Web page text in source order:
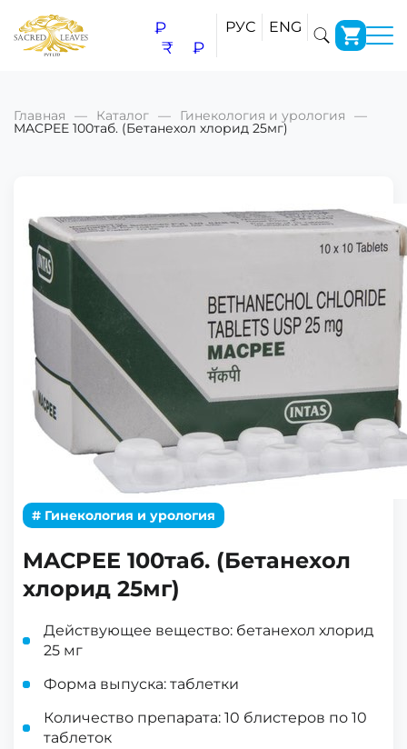
₽
₹
₽
РУС ENG
Главная Каталог Гинекология и урология
MACPEE 100таб. (Бетанехол хлорид 25мг)
# Гинекология и урология
MACPEE 100таб. (Бетанехол
хлорид 25мг)
Действующее вещество: бетанехол хлорид
25 мг
Форма выпуска: таблетки
Количество препарата: 10 блистеров по 10
таблеток